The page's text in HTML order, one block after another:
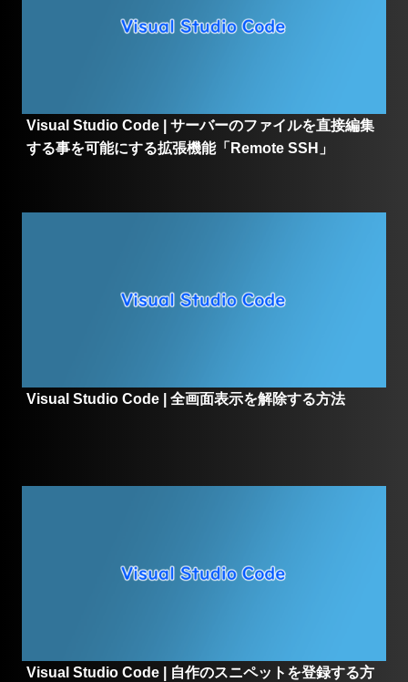
Visual Studio Code | サーバーのファイルを直接編集
する事を可能にする拡張機能「Remote SSH」
Visual Studio Code | 全画面表示を解除する方法
Visual Studio Code | 自作のスニペットを登録する方